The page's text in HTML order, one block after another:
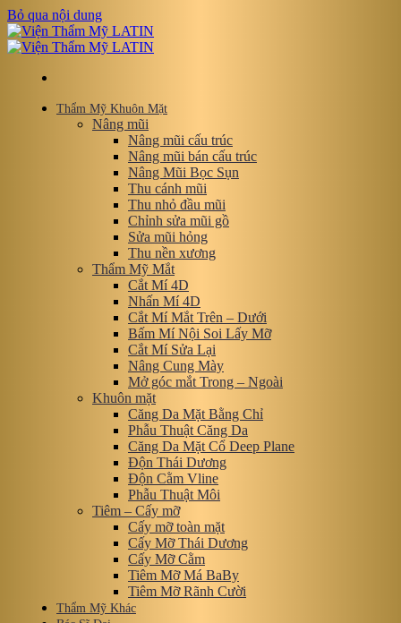
Bỏ qua nội dung
Thẩm Mỹ Khuôn Mặt
Nâng mũi
Nâng mũi cấu trúc
Nâng mũi bán cấu trúc
Nâng Mũi Bọc Sụn
Thu cánh mũi
Thu nhỏ đầu mũi
Chỉnh sửa mũi gồ
Sửa mũi hỏng
Thu nền xương
Thẩm Mỹ Mắt
Cắt Mí 4D
Nhấn Mí 4D
Cắt Mí Mắt Trên – Dưới
Bấm Mí Nội Soi Lấy Mỡ
Cắt Mí Sửa Lại
Nâng Cung Mày
Mở góc mắt Trong – Ngoài
Khuôn mặt
Căng Da Mặt Bằng Chỉ
Phẫu Thuật Căng Da
Căng Da Mặt Cổ Deep Plane
Độn Thái Dương
Độn Cằm Vline
Phẫu Thuật Môi
Tiêm – Cấy mỡ
Cấy mỡ toàn mặt
Cấy Mỡ Thái Dương
Cấy Mỡ Cằm
Tiêm Mỡ Má BaBy
Tiêm Mỡ Rãnh Cười
Thẩm Mỹ Khác